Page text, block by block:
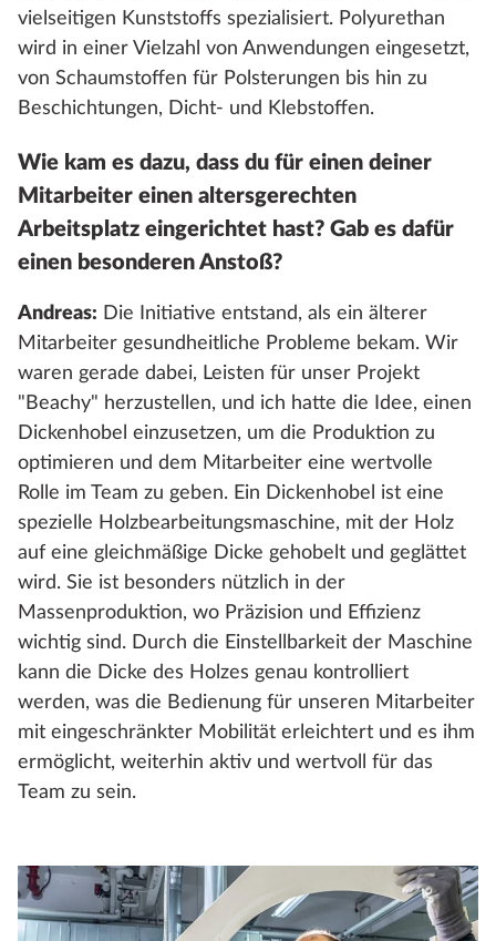
vielseitigen Kunststoffs spezialisiert. Polyurethan
wird in einer Vielzahl von Anwendungen eingesetzt,
von Schaumstoffen für Polsterungen bis hin zu
Beschichtungen, Dicht- und Klebstoffen.
Wie kam es dazu, dass du für einen deiner
Mitarbeiter einen altersgerechten
Arbeitsplatz eingerichtet hast? Gab es dafür
einen besonderen Anstoß?
Andreas: Die Initiative entstand, als ein älterer
Mitarbeiter gesundheitliche Probleme bekam. Wir
waren gerade dabei, Leisten für unser Projekt
"Beachy" herzustellen, und ich hatte die Idee, einen
Dickenhobel einzusetzen, um die Produktion zu
optimieren und dem Mitarbeiter eine wertvolle
Rolle im Team zu geben. Ein Dickenhobel ist eine
spezielle Holzbearbeitungsmaschine, mit der Holz
auf eine gleichmäßige Dicke gehobelt und geglättet
wird. Sie ist besonders nützlich in der
Massenproduktion, wo Präzision und Effizienz
wichtig sind. Durch die Einstellbarkeit der Maschine
kann die Dicke des Holzes genau kontrolliert
werden, was die Bedienung für unseren Mitarbeiter
mit eingeschränkter Mobilität erleichtert und es ihm
ermöglicht, weiterhin aktiv und wertvoll für das
Team zu sein.